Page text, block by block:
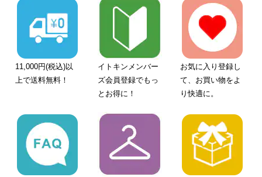
11,000円(税込)以
上で送料無料！
イトキンメンバー
ズ会員登録でもっ
とお得に！
お気に入り登録し
て、お買い物をよ
り快適に。